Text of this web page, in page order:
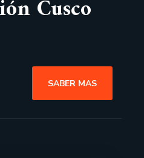
Cusco
SABER MAS